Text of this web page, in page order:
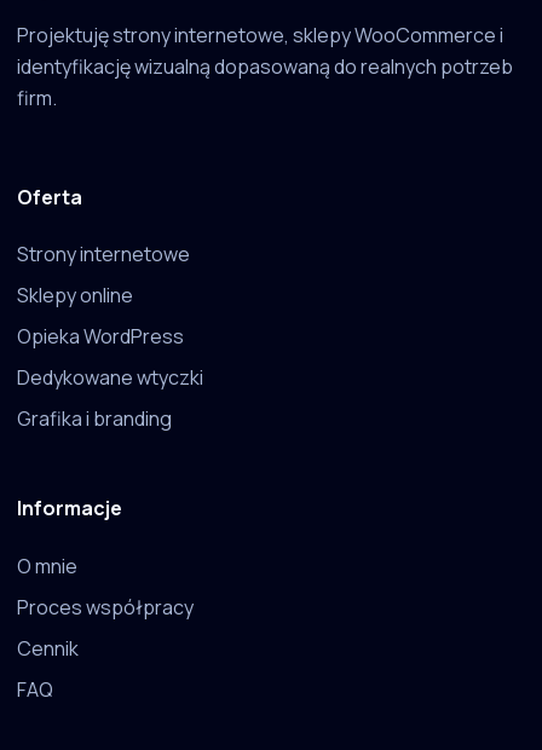
Projektuję strony internetowe, sklepy WooCommerce i
identyfikację wizualną dopasowaną do realnych potrzeb
firm.
Oferta
Strony internetowe
Sklepy online
Opieka WordPress
Dedykowane wtyczki
Grafika i branding
Informacje
O mnie
Proces współpracy
Cennik
FAQ